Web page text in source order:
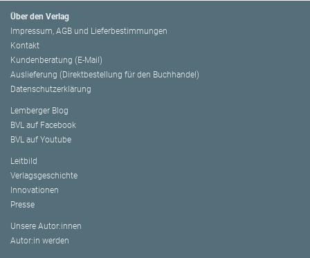
Über den Verlag
Impressum, AGB und Lieferbestimmungen
Kontakt
Kundenberatung (E-Mail)
Auslieferung (Direktbestellung für den Buchhandel)
Datenschutzerklärung
Lemberger Blog
BVL auf Facebook
BVL auf Youtube
Leitbild
Verlagsgeschichte
Innovationen
Presse
Unsere Autor:innen
Autor:in werden